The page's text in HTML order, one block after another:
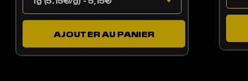
AJOUTER AU PANIER